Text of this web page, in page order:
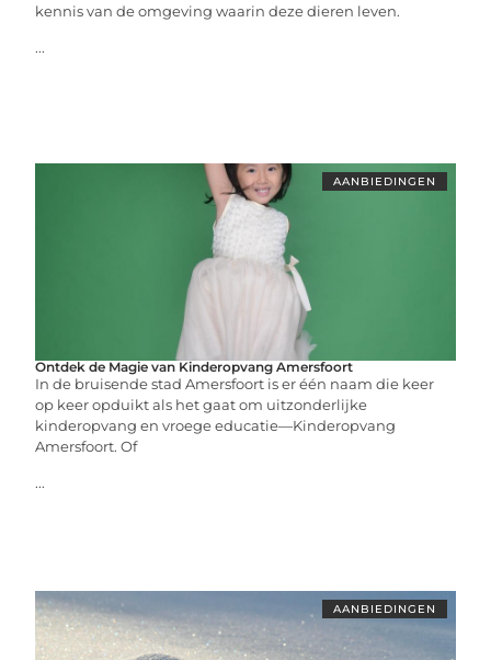
kennis van de omgeving waarin deze dieren leven.
...
AANBIEDINGEN
Ontdek de Magie van Kinderopvang Amersfoort
In de bruisende stad Amersfoort is er één naam die keer
op keer opduikt als het gaat om uitzonderlijke
kinderopvang en vroege educatie—Kinderopvang
Amersfoort. Of
...
AANBIEDINGEN